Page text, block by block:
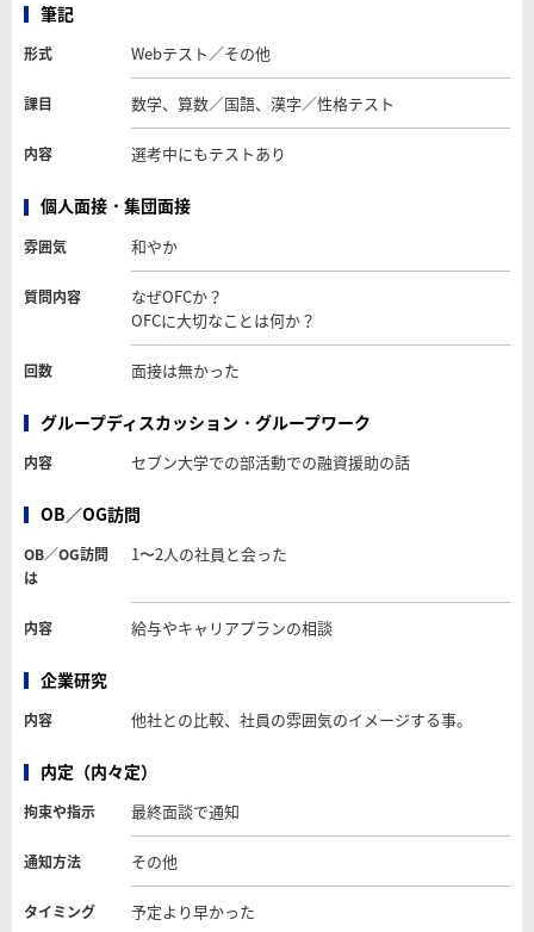
筆記
形式 Webテスト／その他
課目 数学、算数／国語、漢字／性格テスト
内容 選考中にもテストあり
個人面接・集団面接
雰囲気 和やか
質問内容
なぜOFCか？
OFCに大切なことは何か？
回数 面接は無かった
グループディスカッション・グループワーク
内容 セブン大学での部活動での融資援助の話
OB／OG訪問
OB／OG訪問
は
1〜2人の社員と会った
内容 給与やキャリアプランの相談
企業研究
内容 他社との比較、社員の雰囲気のイメージする事。
内定（内々定）
拘束や指示 最終面談で通知
通知方法 その他
タイミング 予定より早かった